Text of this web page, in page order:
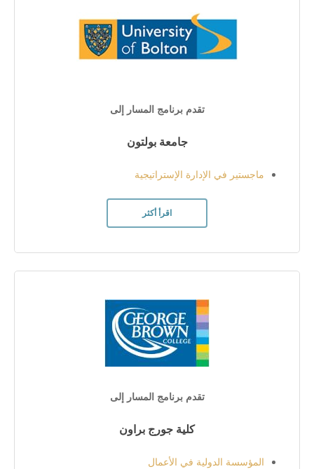
تقدم برنامج المسار إلى
جامعة بولتون
ماجستير في الإدارة الإستراتيجية
اقرأ أكثر
تقدم برنامج المسار إلى
كلية جورج براون
المؤسسة الدولية في الأعمال